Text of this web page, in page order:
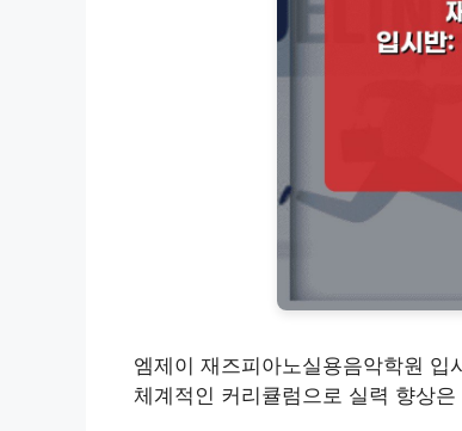
엠제이 재즈피아노실용음악학원
체계적인 커리큘럼으로 실력 향상